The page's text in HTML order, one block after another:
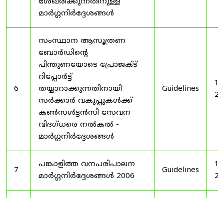
മാർഗ്ഗനിർദ്ദേശങ്ങൾ
6
സംസ്ഥാന ആസൂത്രണ
ബോർഡിൻ്റെ
പിന്തുണയോടെ പ്രോജക്ട്
റിപ്പോർട്ട്
തയ്യാറാക്കുന്നതിനായി
സർക്കാർ വകുപ്പുകൾക്ക്
കൺസൾട്ടൻസി സേവന
വിദഗ്ധരെ നൽകൽ -
മാർഗ്ഗനിർദ്ദേശങ്ങൾ
Guidelines
7
പങ്കാളിത്ത വനപരിപാലന
മാർഗ്ഗനിർദ്ദേശങ്ങൾ 2006
Guidelines